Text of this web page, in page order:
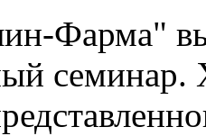
Фарма"
семинар.